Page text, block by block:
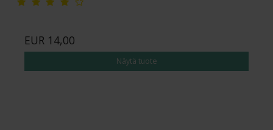
EUR 14,00
Näytä tuote